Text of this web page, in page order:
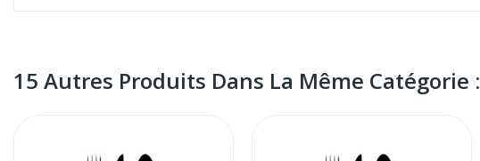
15 Autres Produits Dans La Même Catégorie :